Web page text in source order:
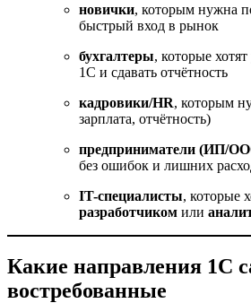
новички, которым нужна
быстрый вход в рынок
бухгалтеры, которые
1С и сдавать отчётность
кадровики/HR, которым
зарплата, отчётность)
предприниматели (ИП/
без ошибок и лишних
IT-специалисты, которые
разработчиком или
Какие направления 1С
востребованные